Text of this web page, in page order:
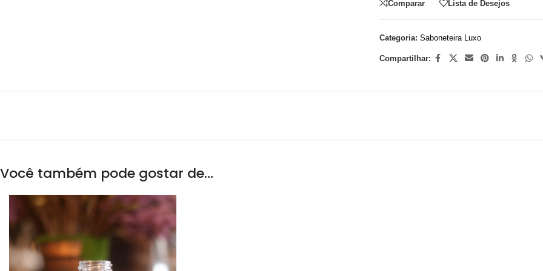
Comparar Lista de Desejos
Categoria: Saboneteira Luxo
Compartilhar:
Você também pode gostar de…